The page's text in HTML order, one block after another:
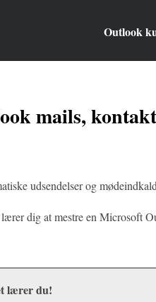
Outlook
mails,
udsendelser og
dig at mestre en Microsoft
lærer du!